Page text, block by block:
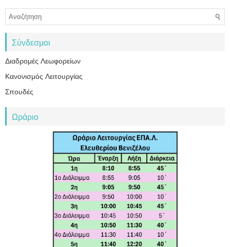
Σύνδεσμοι
Διαδρομές Λεωφορείων
Κανονισμός Λειτουργίας
Σπουδές
Ωράριο